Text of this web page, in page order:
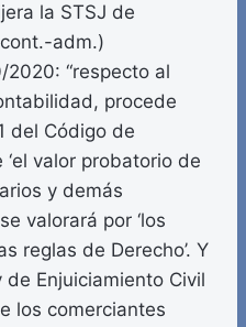
la STSJ de
adm.)
“respecto al
procede
del Código de
valor probatorio de
y demás
valorará por ‘los
reglas de Derecho’. Y
Enjuiciamiento Civil
los comerciantes